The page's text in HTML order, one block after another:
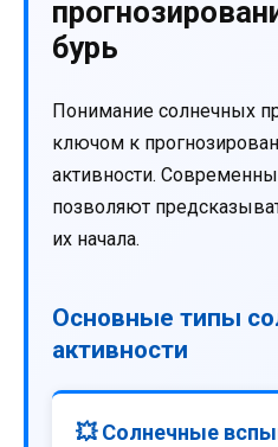
бурь
Понимание солнечных
ключом к
активности.
позволяют
их начала.
Основные типы
активности
💥 Солнечные